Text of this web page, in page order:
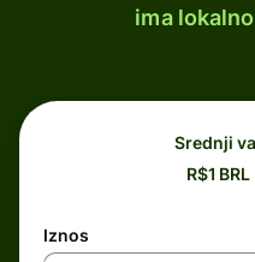
ima
Srednji
R$1
Iznos